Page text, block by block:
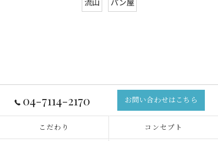
04-7114-2170 お問い合わせはこちら
こだわり コンセプト